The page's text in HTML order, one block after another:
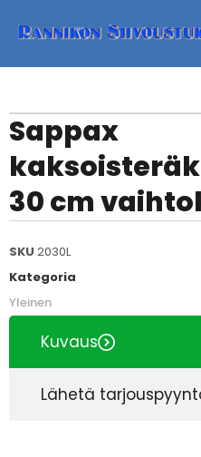
Sappax
30 cm
SKU 2030L
Kategoria
Yleinen
Kuvaus
Lähetä